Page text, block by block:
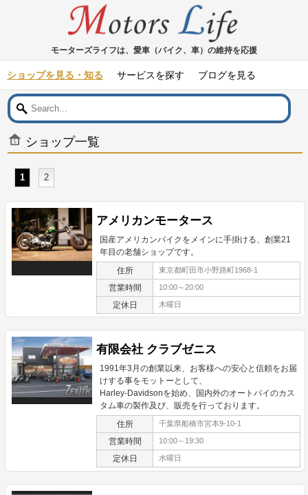
モーターズライフは、愛車（バイク、車）の維持を応援
ショップを見る・知る サービスを探す ブログを見る
ショップ一覧
1 2
アメリカンモータース
国産アメリカンバイクをメインに手掛ける、創業21
年目の老舗ショップです。
住所 東京都町田市小野路町1968-1
営業時間 10:00～20:00
定休日 木曜日
有限会社 クラブゼニス
1991年3月の創業以来、お客様への安心と信頼をお届
けする事をモットーとして、
Harley-Davidsonを始め、国内外のオートバイのカス
タム車の製作及び、販売を行っております。
住所 千葉県船橋市宮本9-10-1
営業時間 10:00～19:30
定休日 水曜日